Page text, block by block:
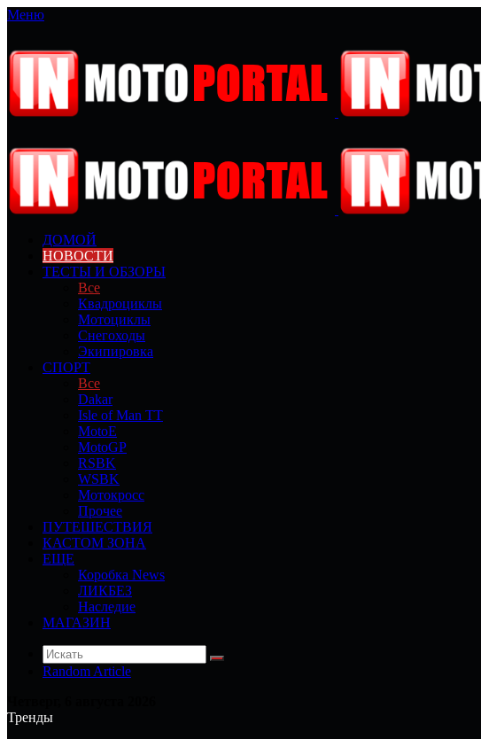
Меню
ДОМОЙ
НОВОСТИ
ТЕСТЫ И ОБЗОРЫ
Все
Квадроциклы
Мотоциклы
Снегоходы
Экипировка
СПОРТ
Все
Dakar
Isle of Man TT
MotoE
MotoGP
RSBK
WSBK
Мотокросс
Прочее
ПУТЕШЕСТВИЯ
КАСТОМ ЗОНА
ЕЩЕ
Коробка News
ЛИКБЕЗ
Наследие
МАГАЗИН
Random Article
Тренды